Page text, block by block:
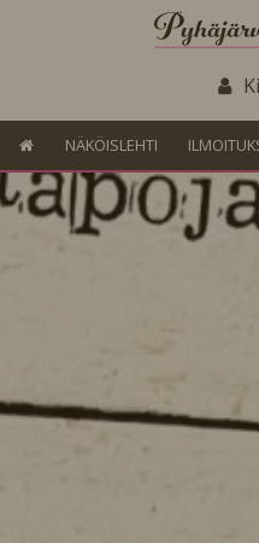
NÄKÖISLEHTI